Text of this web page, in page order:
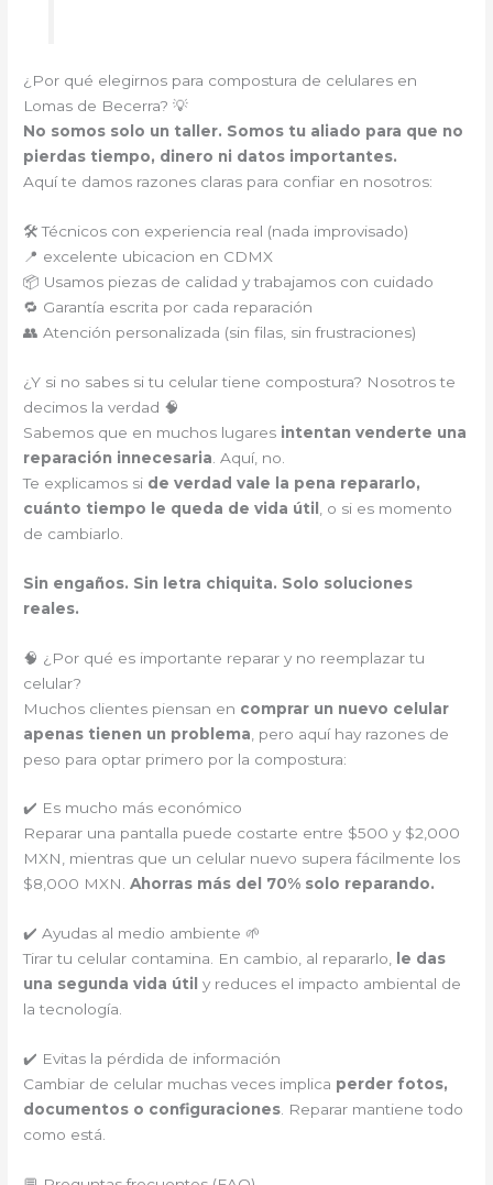
¿Por qué elegirnos para compostura de celulares en
Lomas de Becerra? 💡
No somos solo un taller. Somos tu aliado para que no
pierdas tiempo, dinero ni datos importantes.
Aquí te damos razones claras para confiar en nosotros:
🛠️ Técnicos con experiencia real (nada improvisado)
📍 excelente ubicacion en CDMX
📦 Usamos piezas de calidad y trabajamos con cuidado
🔁 Garantía escrita por cada reparación
👥 Atención personalizada (sin filas, sin frustraciones)
¿Y si no sabes si tu celular tiene compostura? Nosotros te
decimos la verdad 🧠
Sabemos que en muchos lugares intentan venderte una
reparación innecesaria . Aquí, no.
Te explicamos si de verdad vale la pena repararlo,
cuánto tiempo le queda de vida útil
, o si es momento
de cambiarlo.
Sin engaños. Sin letra chiquita. Solo soluciones
reales.
🧠 ¿Por qué es importante reparar y no reemplazar tu
celular?
Muchos clientes piensan en comprar un nuevo celular
apenas tienen un problema , pero aquí hay razones de
peso para optar primero por la compostura:
✔️ Es mucho más económico
Reparar una pantalla puede costarte entre $500 y $2,000
MXN, mientras que un celular nuevo supera fácilmente los
$8,000 MXN.Ahorras más del 70% solo reparando.
✔️ Ayudas al medio ambiente 🌱
Tirar tu celular contamina. En cambio, al repararlo, le das
una segunda vida útil y reduces el impacto ambiental de
la tecnología.
✔️ Evitas la pérdida de información
Cambiar de celular muchas veces implica perder fotos,
documentos o configuraciones. Reparar mantiene todo
como está.